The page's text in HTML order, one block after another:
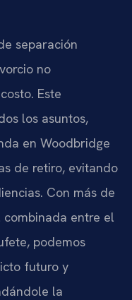
separación
no
Este
los asuntos,
en Woodbridge
de retiro, evitando
Con más de
entre el
podemos
futuro y
la